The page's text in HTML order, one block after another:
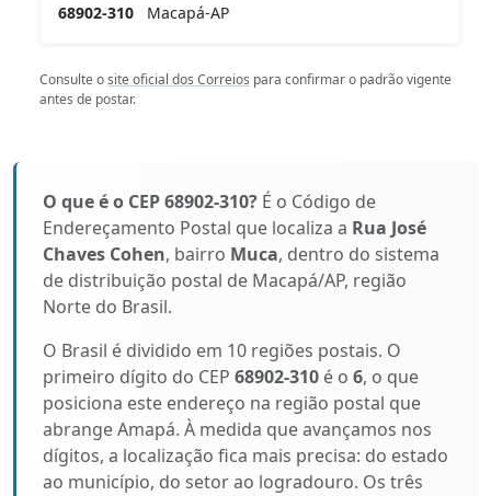
68902-310 Macapá-AP
Consulte osite oficial dos Correios para confirmar o padrão vigente
antes de postar.
O que é o CEP 68902-310? É o Código de
Endereçamento Postal que localiza a Rua José
Chaves Cohen, bairro Muca, dentro do sistema
de distribuição postal de Macapá/AP, região
Norte do Brasil.
O Brasil é dividido em 10 regiões postais. O
primeiro dígito do CEP 68902-310 é o 6, o que
posiciona este endereço na região postal que
abrange Amapá. À medida que avançamos nos
dígitos, a localização fica mais precisa: do estado
ao município, do setor ao logradouro. Os três